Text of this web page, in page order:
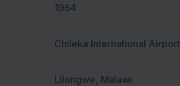
1964
Chileka International Airport
Lilongwe, Malawi